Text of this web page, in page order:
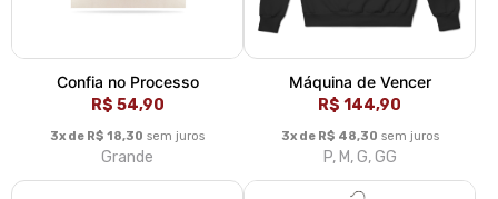
Confia no Processo
R$ 54,90
3x de R$ 18,30 sem juros
Grande
Máquina de Vencer
R$ 144,90
3x de R$ 48,30 sem juros
P, M, G, GG